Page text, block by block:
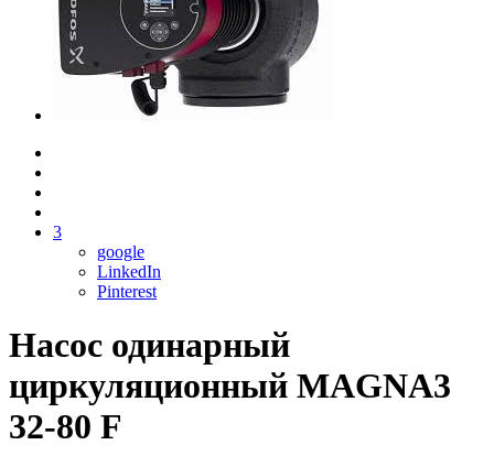
3
google
LinkedIn
Pinterest
Насос одинарный
циркуляционный MAGNA3
32-80 F